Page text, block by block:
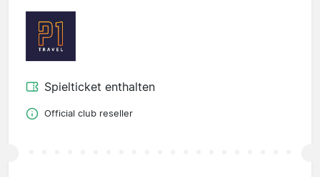
Spielticket enthalten
Official club reseller